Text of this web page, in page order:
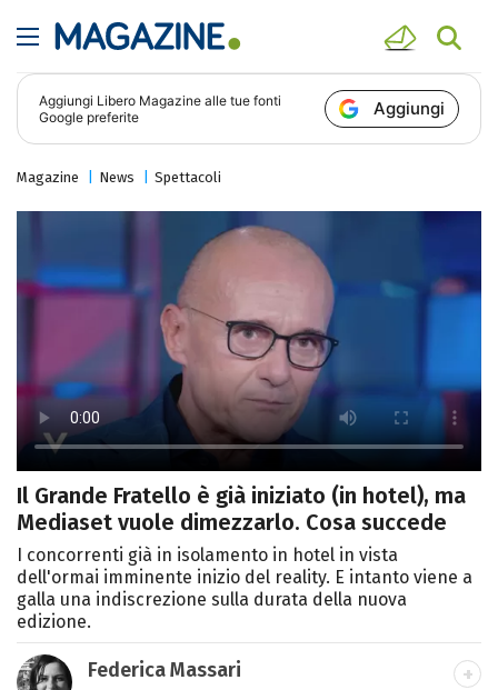
Aggiungi Libero Magazine alle tue fonti
Google preferite
Aggiungi
Magazine News Spettacoli
Il Grande Fratello è già iniziato (in hotel), ma
Mediaset vuole dimezzarlo. Cosa succede
I concorrenti già in isolamento in hotel in vista
dell'ormai imminente inizio del reality. E intanto viene a
galla una indiscrezione sulla durata della nuova
edizione.
Federica Massari